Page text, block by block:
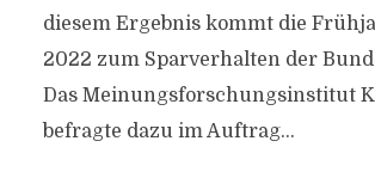
diesem Ergebnis kommt die
2022 zum Sparverhalten der
Das Meinungsforschungsinstitut
befragte dazu im Auftrag...